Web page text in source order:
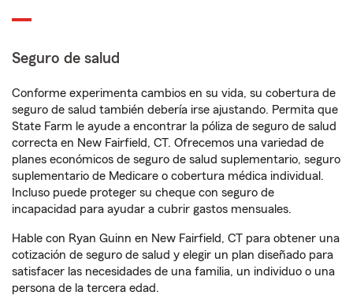
Seguro de salud
Conforme experimenta cambios en su vida, su cobertura de
seguro de salud también debería irse ajustando. Permita que
State Farm le ayude a encontrar la póliza de seguro de salud
correcta en New Fairfield, CT. Ofrecemos una variedad de
planes económicos de seguro de salud suplementario, seguro
suplementario de Medicare o cobertura médica individual.
Incluso puede proteger su cheque con seguro de
incapacidad para ayudar a cubrir gastos mensuales.
Hable con Ryan Guinn en New Fairfield, CT para obtener una
cotización de seguro de salud y elegir un plan diseñado para
satisfacer las necesidades de una familia, un individuo o una
persona de la tercera edad.